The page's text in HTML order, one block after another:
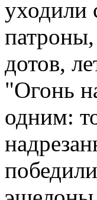
уходили
дотов,
"Огонь
одним: